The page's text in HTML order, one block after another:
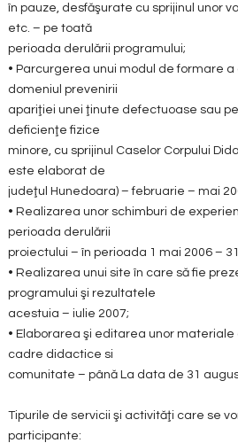
în pauze, desfăşurate cu sprijinul unor
etc. – pe toată
perioada derulării programului;
• Parcurgerea unui modul de formare
domeniul prevenirii
apariţiei unei ţinute defectuoase sau
deficienţe fizice
minore, cu sprijinul Caselor Corpului
este elaborat de
judeţul Hunedoara) – februarie – mai
• Realizarea unor schimburi de
perioada derulării
proiectului – în perioada 1 mai 2006 –
• Realizarea unui site în care să fie
programului şi rezultatele
acestuia – iulie 2007;
• Elaborarea şi editarea unor materiale
cadre didactice si
comunitate – până La data de 31
Tipurile de servicii şi activităţi care se
participante: